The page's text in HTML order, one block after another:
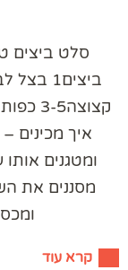
איך מכינים
מסננים את
קרא עוד